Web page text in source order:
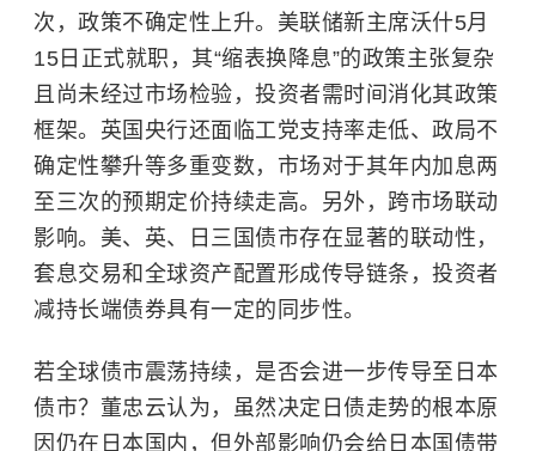
次，政策不确定性上升。美联储新主席沃什5月
15日正式就职，其“缩表换降息”的政策主张复杂
且尚未经过市场检验，投资者需时间消化其政策
框架。英国央行还面临工党支持率走低、政局不
确定性攀升等多重变数，市场对于其年内加息两
至三次的预期定价持续走高。另外，跨市场联动
影响。美、英、日三国债市存在显著的联动性，
套息交易和全球资产配置形成传导链条，投资者
减持长端债券具有一定的同步性。
若全球债市震荡持续，是否会进一步传导至日本
债市？董忠云认为，虽然决定日债走势的根本原
因仍在日本国内，但外部影响仍会给日本国债带